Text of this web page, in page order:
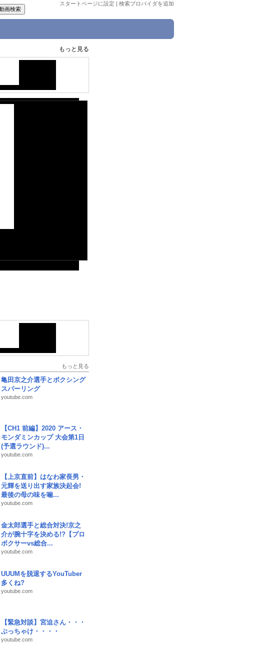
スタートページに設定 | 検索プロバイダを追加
もっと見る
もっと見る
亀田京之介選手とボクシング
スパーリング
youtube.com
【CH1 前編】2020 アース・
モンダミンカップ 大会第1日
(予選ラウンド)...
youtube.com
【上京直前】はなわ家長男・
元輝を送り出す家族決起会!
最後の母の味を噛...
youtube.com
金太郎選手と総合対決!京之
介が腕十字を決める!?【プロ
ボクサーvs総合...
youtube.com
UUUMを脱退するYouTuber
多くね?
youtube.com
【緊急対談】宮迫さん・・・
ぶっちゃけ・・・・
youtube.com